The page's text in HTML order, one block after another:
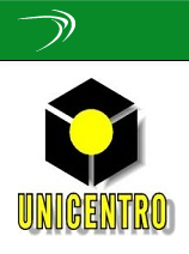
navigation